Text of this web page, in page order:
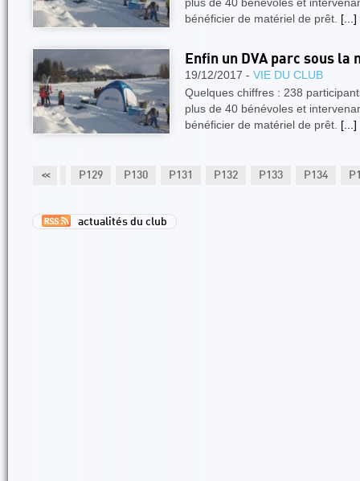
bénéficier de matériel de prêt. [...]
Enfin un DVA parc sous la
19/12/2017 - VIE DU CLUB
Quelques chiffres : 238
plus de 40 bénévoles et
bénéficier de matériel de prêt. [...]
<<
P128 P129 P130 P131 P132 P133 P134
actualités du club